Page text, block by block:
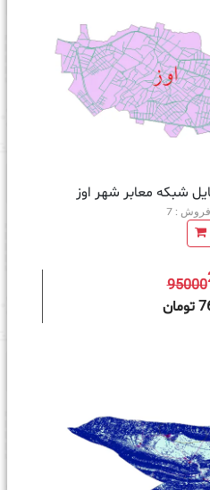
شبکه معابر شهر اوز
فروش : 7
95000